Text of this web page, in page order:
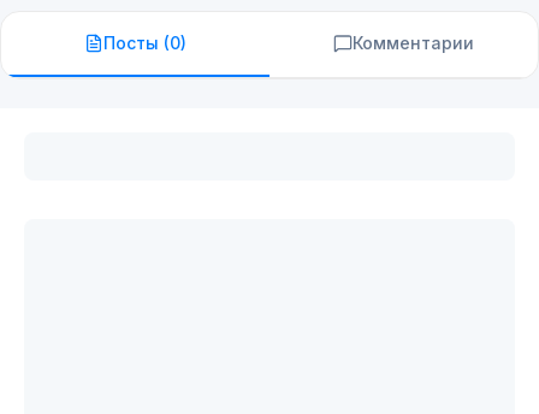
Посты (0) Комментарии